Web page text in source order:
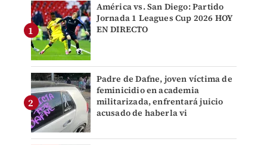
América vs. San Diego: Partido
Jornada 1 Leagues Cup 2026 HOY
EN DIRECTO
Padre de Dafne, joven víctima de
feminicidio en academia
militarizada, enfrentará juicio
acusado de haberla vi